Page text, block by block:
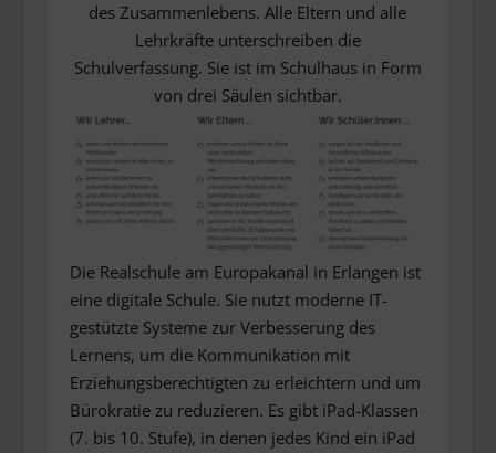
des Zusammenlebens. Alle Eltern und alle
Lehrkräfte unterschreiben die
Schulverfassung. Sie ist im Schulhaus in Form
von drei Säulen sichtbar.
Die Realschule am Europakanal in Erlangen ist
eine digitale Schule. Sie nutzt moderne IT-
gestützte Systeme zur Verbesserung des
Lernens, um die Kommunikation mit
Erziehungsberechtigten zu erleichtern und um
Bürokratie zu reduzieren. Es gibt iPad-Klassen
(7. bis 10. Stufe), in denen jedes Kind ein iPad